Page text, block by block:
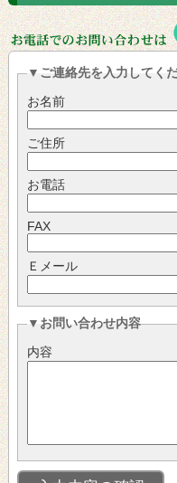
▼ご連絡先を入力してく
お名前
ご住所
お電話
FAX
Ｅメール
▼お問い合わせ内容
内容